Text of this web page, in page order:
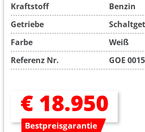
Kraftstoff
Benzin
Getriebe
Farbe
Weiß
Referenz Nr.
GOE
€ 18.950
Bestpreisgarantie